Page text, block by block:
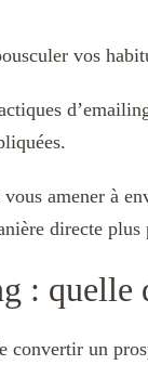
vos
vous amener à
directe plus
: quelle
un